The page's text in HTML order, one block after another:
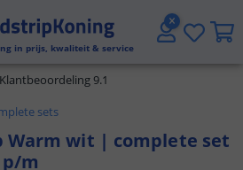
in prijs, kwaliteit & service
vanaf € 20,- NL en BE
9.1
uur besteld,
sets
Warm wit | complete set
m